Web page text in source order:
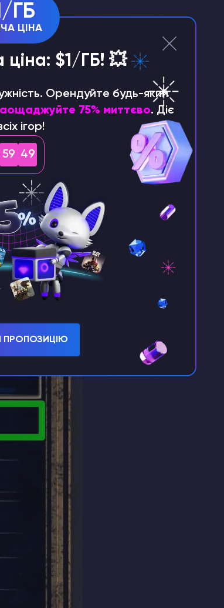
гравця
оберіть розділ
ГБ
ЦІНА
$1/ГБ! 💥
Орендуйте будь-який
75% миттєво. Діє
ігор!
59 47
ПРОПОЗИЦІЮ